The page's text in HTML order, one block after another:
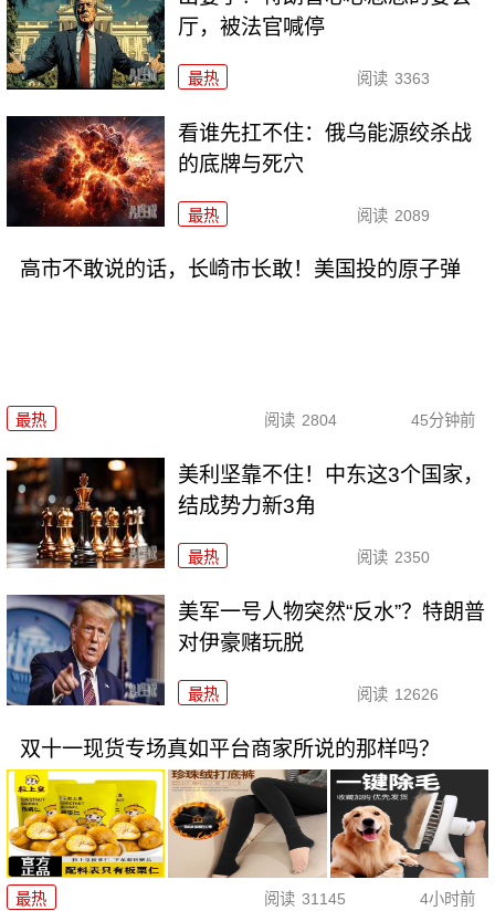
厅，被法官喊停
最热 阅读 3363
看谁先扛不住：俄乌能源绞杀战
的底牌与死穴
最热 阅读 2089
高市不敢说的话，长崎市长敢！美国投的原子弹
最热 阅读 2804 45分钟前
美利坚靠不住！中东这3个国家，
结成势力新3角
最热 阅读 2350
美军一号人物突然“反水”？特朗普
对伊豪赌玩脱
最热 阅读 12626
双十一现货专场真如平台商家所说的那样吗？
最热 阅读 31145 4小时前